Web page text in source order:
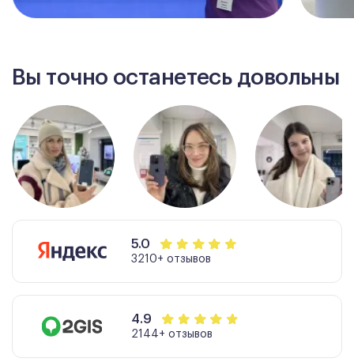
Вы точно останетесь довольны
5.0
3210+ отзывов
4.9
2144+ отзывов